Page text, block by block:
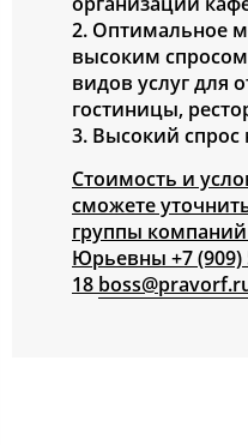
2. Оптимальное
высоким
видов услуг для
гостиницы,
3. Высокий спрос
Стоимость и
сможете
группы
Юрьевны +7
18